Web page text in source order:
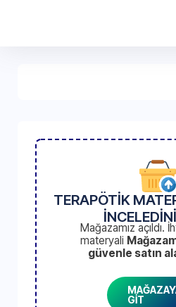
TERAPÖTİK
Mağazamız açıldı.
materyali
güvenle satın
GİT